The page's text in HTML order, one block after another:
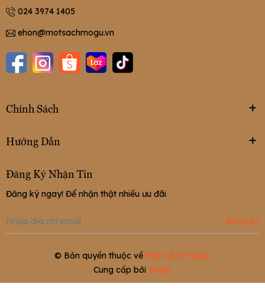
024 3974 1405
ehon@motsachmogu.vn
Chính Sách
Hướng Dẫn
Đăng Ký Nhận Tin
Đăng ký ngay! Để nhận thật nhiều ưu đãi
Đăng ký
© Bản quyền thuộc về Mọt sách Mogu
Cung cấp bởi Sapo